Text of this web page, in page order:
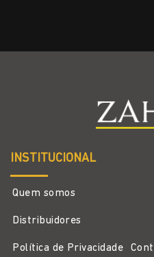
INSTITUCIONAL
Quem somos
Distribuidores
Política de Privacidade